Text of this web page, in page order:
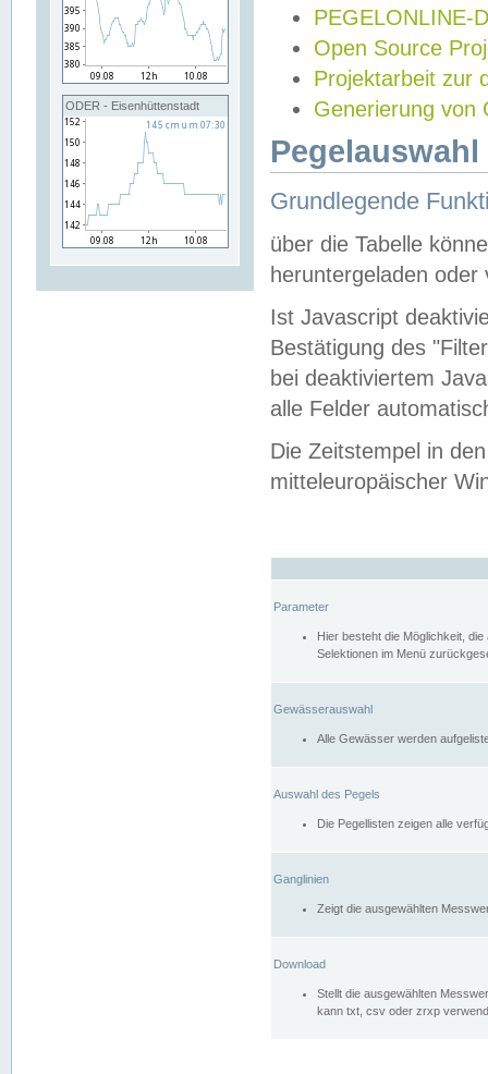
ODER - Eisenhüttenstadt
PEGELONLINE-
Open Source
Projektarbeit zur
Generierung von
Grundlegende
über die Tabelle
heruntergeladen oder
Ist Javascript
Bestätigung des
bei deaktiviertem
alle Felder
Die Zeitstempel in
mitteleuropäischer
Parameter
Hier besteht die Möglichkeit,
Selektionen im Menü
Gewässerauswahl
Alle Gewässer werden
Auswahl des Pegels
Die Pegellisten zeigen alle
Ganglinien
Zeigt die ausgewählten
Download
Stellt die ausgewählten
kann txt, csv oder zrxp